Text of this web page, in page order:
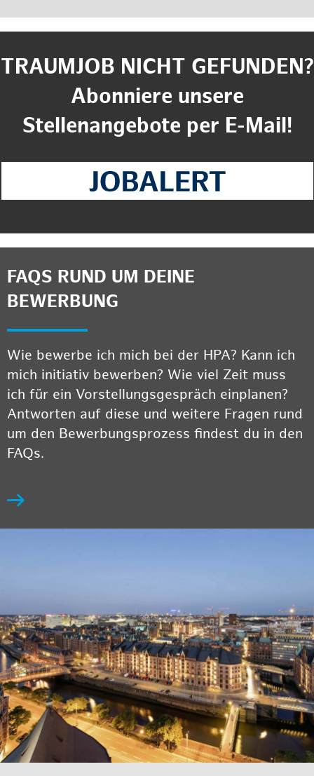
TRAUMJOB NICHT GEFUNDEN?
Abonniere unsere
Stellenangebote per E-Mail!
FAQS RUND UM DEINE
BEWERBUNG
Wie bewerbe ich mich bei der HPA? Kann ich
mich initiativ bewerben? Wie viel Zeit muss
ich für ein Vorstellungsgespräch einplanen?
Antworten auf diese und weitere Fragen rund
um den Bewerbungsprozess findest du in den
FAQs.